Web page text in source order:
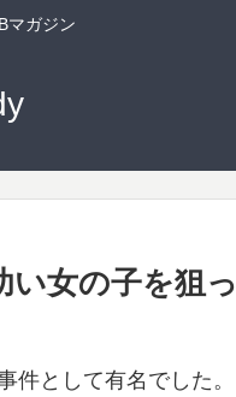
マガジン
女の子を狙
として有名でした